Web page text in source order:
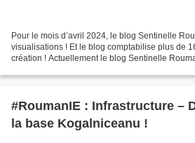
Pour le mois d’avril 2024, le blog Sentinelle
visualisations ! Et le blog comptabilise plus de
création ! Actuellement le blog Sentinelle
#RoumanIE : Infrastructure –
la base Kogalniceanu !